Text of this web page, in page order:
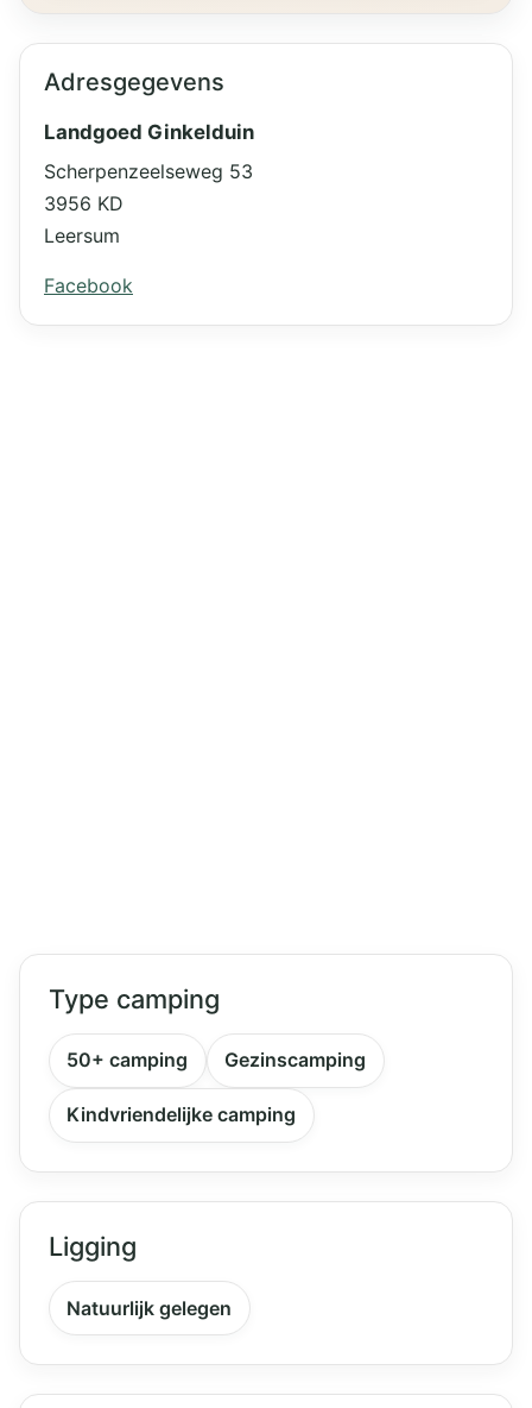
Adresgegevens
Landgoed Ginkelduin
Scherpenzeelseweg 53
3956 KD
Leersum
Facebook
Type camping
50+ camping Gezinscamping
Kindvriendelijke camping
Ligging
Natuurlijk gelegen